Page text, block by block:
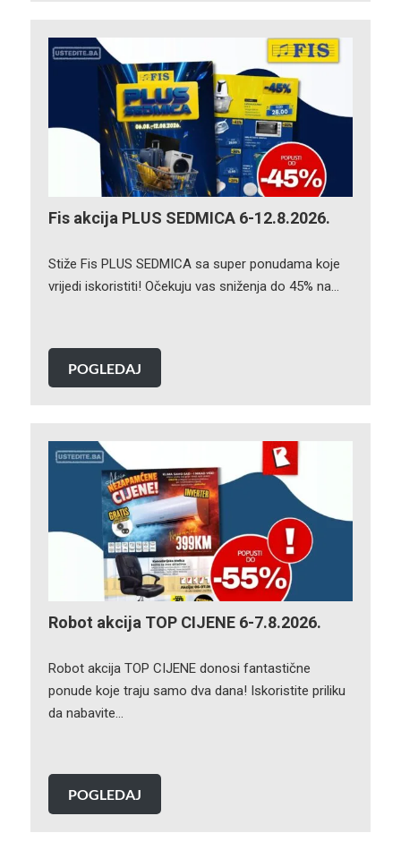
Fis akcija PLUS SEDMICA 6-12.8.2026.
Stiže Fis PLUS SEDMICA sa super ponudama koje
vrijedi iskoristiti! Očekuju vas sniženja do 45% na…
POGLEDAJ
Robot akcija TOP CIJENE 6-7.8.2026.
Robot akcija TOP CIJENE donosi fantastične
ponude koje traju samo dva dana! Iskoristite priliku
da nabavite…
POGLEDAJ